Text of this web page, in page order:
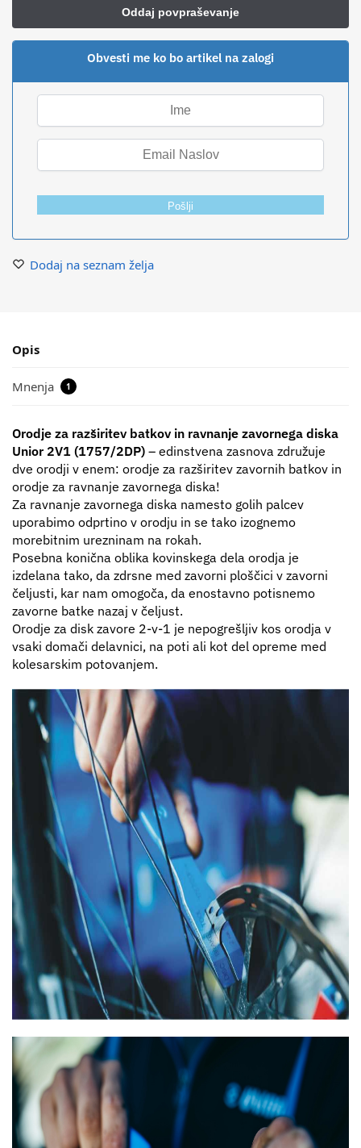
Obvesti me ko bo artikel na zalogi
Pošlji
Dodaj na seznam želja
Opis
Mnenja 1
Orodje za razširitev batkov in ravnanje zavornega diska
Unior 2V1 (1757/2DP) – edinstvena zasnova združuje
dve orodji v enem: orodje za razširitev zavornih batkov in
orodje za ravnanje zavornega diska!
Za ravnanje zavornega diska namesto golih palcev
uporabimo odprtino v orodju in se tako izognemo
morebitnim urezninam na rokah.
Posebna konična oblika kovinskega dela orodja je
izdelana tako, da zdrsne med zavorni ploščici v zavorni
čeljusti, kar nam omogoča, da enostavno potisnemo
zavorne batke nazaj v čeljust.
Orodje za disk zavore 2-v-1 je nepogrešljiv kos orodja v
vsaki domači delavnici, na poti ali kot del opreme med
kolesarskim potovanjem.